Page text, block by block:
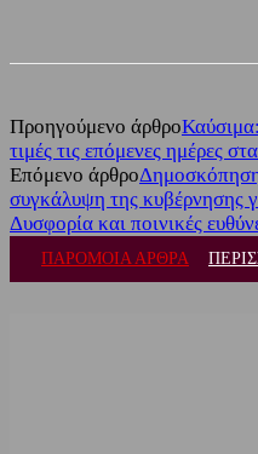
Προηγούμενο άρθρο
τιμές τις επόμενες ημέρες
Επόμενο άρθρο
συγκάλυψη της κυβέρνησης
Δυσφορία και ποινικές
ΠΑΡΟΜΟΙΑ ΑΡΘΡΑ